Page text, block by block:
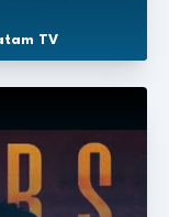
TV